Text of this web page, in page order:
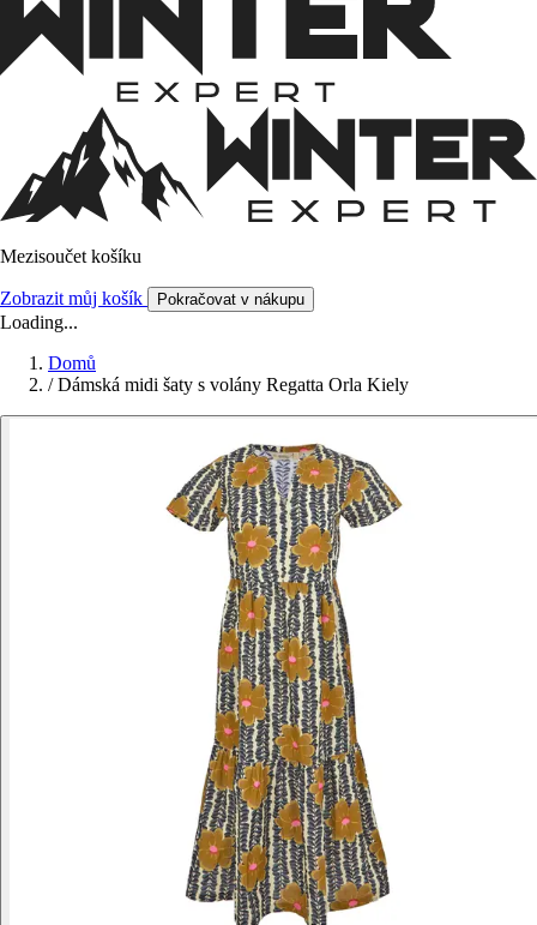
Mezisoučet košíku
Zobrazit můj košík Pokračovat v nákupu
Loading...
Domů
/ Dámská midi šaty s volány Regatta Orla Kiely